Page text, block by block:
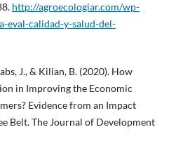
http://agroecologiar.com/wp-
eval-calidad-y-salud-del-
J., & Kilian, B. (2020). How
in Improving the Economic
Evidence from an Impact
Belt. The Journal of Development